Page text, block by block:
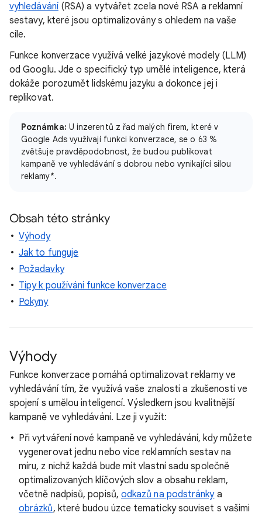
vyhledávání(RSA) a vytvářet zcela nové RSA a reklamní
sestavy, které jsou optimalizovány s ohledem na vaše
cíle.
Funkce konverzace využívá velké jazykové modely (LLM)
od Googlu. Jde o specifický typ umělé inteligence, která
dokáže porozumět lidskému jazyku a dokonce jej i
replikovat.
Poznámka: U inzerentů z řad malých firem, které v
Google Ads využívají funkci konverzace, se o 63 %
zvětšuje pravděpodobnost, že budou publikovat
kampaně ve vyhledávání s dobrou nebo vynikající silou
reklamy*.
Obsah této stránky
Výhody
Jak to funguje
Požadavky
Tipy k používání funkce konverzace
Pokyny
Výhody
Funkce konverzace pomáhá optimalizovat reklamy ve
vyhledávání tím, že využívá vaše znalosti a zkušenosti ve
spojení s umělou inteligencí. Výsledkem jsou kvalitnější
kampaně ve vyhledávání. Lze ji využít:
Při vytváření nové kampaně ve vyhledávání, kdy můžete
vygenerovat jednu nebo více reklamních sestav na
míru, z nichž každá bude mít vlastní sadu společně
optimalizovaných klíčových slov a obsahu reklam,
včetně nadpisů, popisů, odkazů na podstránkya
obrázků, které budou úzce tematicky souviset s vašimi